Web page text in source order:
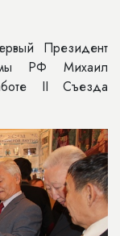
Президент
РФ Михаил
II Съезда